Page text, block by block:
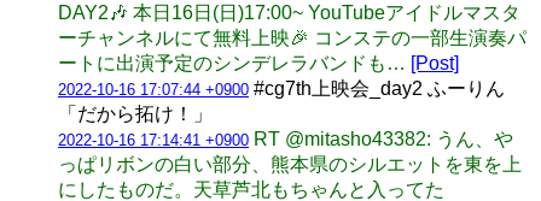
DAY2🎶 本日16日(日)17:00~ YouTubeアイドルマスタ
ーチャンネルにて無料上映🎉 コンステの一部生演奏パ
ートに出演予定のシンデレラバンドも… [Post]
2022-10-16 17:07:44 +0900 #cg7th上映会_day2 ふーりん
「だから拓け！」
2022-10-16 17:14:41 +0900 RT @mitasho43382: うん、や
っぱリボンの白い部分、熊本県のシルエットを東を上
にしたものだ。天草芦北もちゃんと入ってた